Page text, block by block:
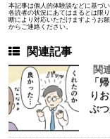
本記事は個人的体験談などに基づ
各読者の状況にあてはまるとは限
断により対応いただけますようお
からご連絡ください。
関連記事
関
「
り
ぶ